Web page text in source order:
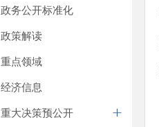
政务公开标准化
政策解读
重点领域
经济信息
重大决策预公开